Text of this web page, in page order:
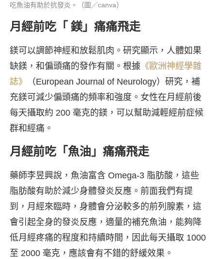
吃魚油有助於抗發炎。（圖／canva）
月經前吃「 鎂」痛痛飛走
鎂可以調節神經和放鬆肌肉。研究顯示，人體如果
缺鎂，和偏頭痛的發作有關。根據 《歐洲神經學雜
誌》
（European Journal of Neurology）研究，補
充鎂可減少偏頭痛的頻率和強度。女性在月經前後
每天攝取約 200 毫克的鎂，可以幫助減輕經前症候
群和經痛。
月經前吃「魚油」痛痛飛走
藥師李昱興說，魚油富含 Omega-3 脂肪酸，這些
脂肪酸有助於減少身體發炎反應。前面我們有提
到，月經來臨時，身體會分泌較多的前列腺素，這
會引起全身的發炎反應，適量的補充魚油，能夠降
低月經疼痛的程度和持續時間，因此每天攝取 1000
至 2000 毫克，應該會有不錯的舒緩效果。